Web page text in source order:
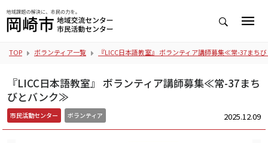
TOP ボランティア一覧 『LICC日本語教室』 ボランティア講師募集≪常-37まち
『LICC日本語教室』 ボランティア講師募集≪常-37まち
びとバンク≫
市民活動センター ボランティア 2025.12.09